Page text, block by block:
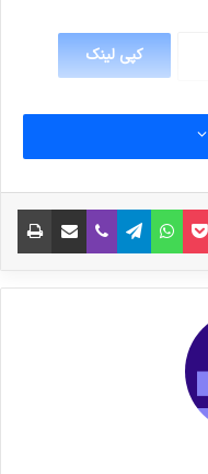
کپی لینک
پاکتواتس آپ تلگراموایبر اشتراک گذاری از طریق ایمیل